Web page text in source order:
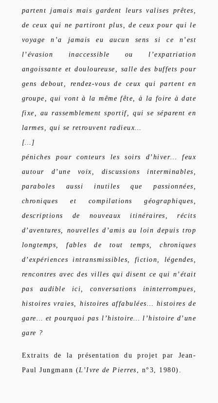
partent jamais mais gardent leurs valises prêtes,
de ceux qui ne partiront plus, de ceux pour qui le
voyage n’a jamais eu aucun sens si ce n’est
l’évasion inaccessible ou l’expatriation
angoissante et douloureuse, salle des buffets pour
gens debout, rendez-vous de ceux qui partent en
groupe, qui vont à la même fête, à la foire à date
fixe, au rassemblement sportif, qui se séparent en
larmes, qui se retrouvent radieux…
[…]
péniches pour conteurs les soirs d’hiver… feux
autour d’une voix, discussions interminables,
paraboles aussi inutiles que passionnées,
chroniques et compilations géographiques,
descriptions de nouveaux itinéraires, récits
d’aventures, nouvelles d’amis au loin depuis trop
longtemps, fables de tout temps, chroniques
d’expériences intransmissibles, fiction, légendes,
rencontres avec des villes qui disent ce qui n’était
pas audible ici, conversations ininterrompues,
histoires vraies, histoires affabulées… histoires de
gare… et pourquoi pas l’histoire… l’histoire d’une
gare ?
Extraits de la présentation du projet par Jean-
Paul Jungmann (L’Ivre de Pierres , n°3, 1980).